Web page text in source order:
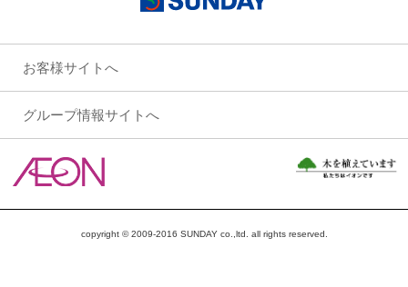
お客様サイトへ
グループ情報サイトへ
copyright © 2009-2016 SUNDAY co.,ltd. all rights reserved.